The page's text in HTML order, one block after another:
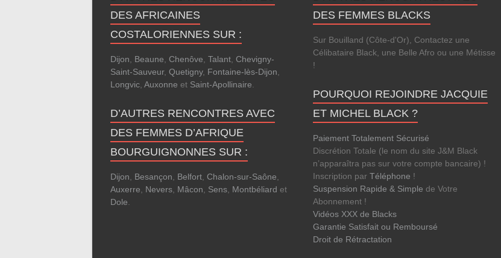
DES AFRICAINES
COSTALORIENNES SUR :
Dijon Beaune Chenôve Talant Chevigny-
Saint-Sauveur, Quetigny, Fontaine-lès-Dijon
Longvic Auxonne et Saint-Apollinaire
D’AUTRES RENCONTRES AVEC
DES FEMMES D’AFRIQUE
BOURGUIGNONNES SUR :
Dijon Besançon Belfort Chalon-sur-Saône
Auxerre
Nevers Mâcon Sens Montbéliard et
Dole
DES FEMMES BLACKS
Sur Bouilland (Côte-d'Or), Contactez une
Célibataire Black, une Belle Afro ou une Métisse
!
POURQUOI REJOINDRE JACQUIE
ET MICHEL BLACK ?
Paiement Totalement Sécurisé
Discrétion Totale (le nom du site J&M Black
n’apparaîtra pas sur votre compte bancaire) !
Inscription par Téléphone !
Suspension Rapide & Simple de Votre
Abonnement !
Vidéos XXX de Blacks
Garantie Satisfait ou Remboursé
Droit de Rétractation